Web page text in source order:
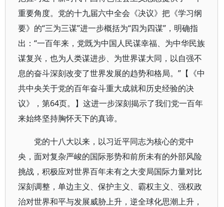
重要角度。党的十九届六中全会《决议》把《学习纲
要》的“三为三谋”进一步概括为“四为四谋”，明确指
出：“一百年来，党既为中国人民谋幸福、为中华民族
谋复兴，也为人类谋进步、为世界谋大同，以自强不
息的奋斗深刻改变了世界发展的趋势和格局。”【《中
共中央关于党的百年奋斗重大成就和历史经验的决
议》，第64页。】这进一步深刻揭示了我们党一百年
来始终坚持胸怀天下的真谛。
党的十八大以来，以习近平同志为核心的党中
央，面对复杂严峻的国际形势和前所未有的外部风险
挑战，积极应对世界百年未有之大变局国际力量对比
深刻调整，单边主义、保护主义、霸权主义、强权政
治对世界和平与发展威胁上升，逆全球化思潮上升，